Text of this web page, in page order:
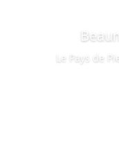
Le Pays de